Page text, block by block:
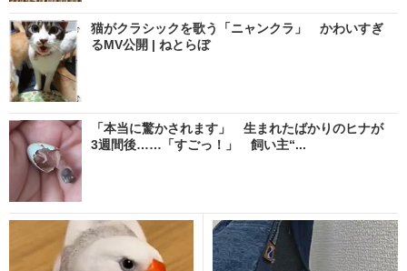
猫がクラシックを歌う「ニャンクラ」 かわいすぎ
るMV公開 | ねとらぼ
「本当に驚かされます」 生まれたばかりのヒナが
3週間後……「すごっ！」 飼い主“...